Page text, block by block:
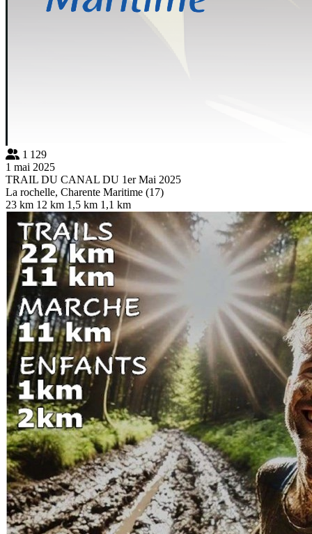
1 129
1 mai 2025
TRAIL DU CANAL DU 1er Mai 2025
La rochelle, Charente Maritime (17)
23 km 12 km 1,5 km 1,1 km